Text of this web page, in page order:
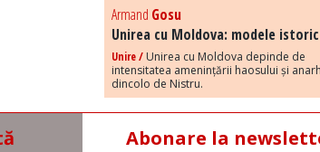
Armand Gosu
Unirea cu Moldova: modele
Unire / Unirea cu Moldova depinde de
intensitatea amenințării haosului și
dincolo de Nistru.
Abonare la